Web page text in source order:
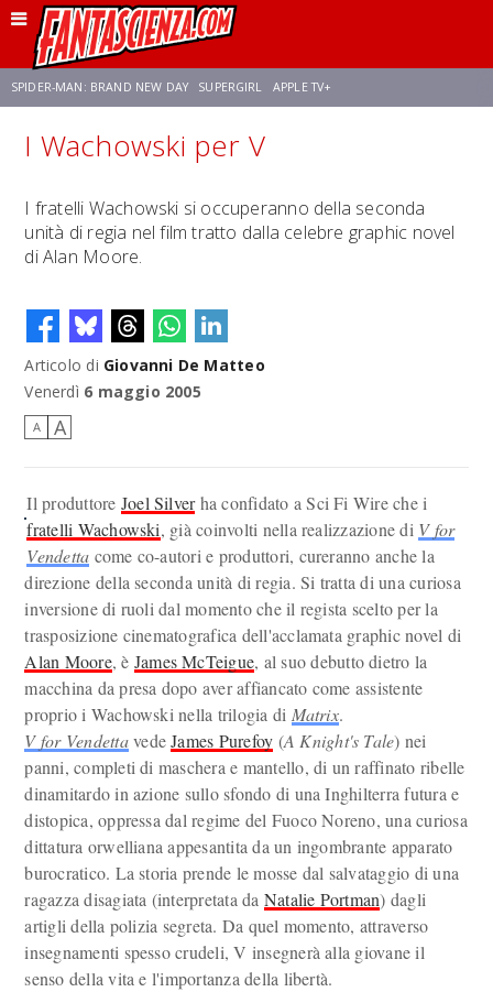
SPIDER-MAN: BRAND NEW DAY SUPERGIRL APPLE TV+
FRANCO RICCIARDIELLO ZENDAYA AVENGERS: DOOMSDAY
NETFLIX SADIE SINK CELIA ROSE GOODING
I Wachowski per V
I fratelli Wachowski si occuperanno della seconda
unità di regia nel film tratto dalla celebre graphic novel
di Alan Moore.
Articolo di Giovanni De Matteo
Venerdì 6 maggio 2005
A A
Il produttore Joel Silverha confidato a Sci Fi Wire che i
fratelli Wachowski, già coinvolti nella realizzazione di V for
Vendetta come co-autori e produttori, cureranno anche la
direzione della seconda unità di regia. Si tratta di una curiosa
inversione di ruoli dal momento che il regista scelto per la
trasposizione cinematografica dell'acclamata graphic novel di
Alan Moore, è James McTeigue, al suo debutto dietro la
macchina da presa dopo aver affiancato come assistente
proprio i Wachowski nella trilogia di Matrix.
V for VendettavedeJames Purefoy (A Knight's Tale) nei
panni, completi di maschera e mantello, di un raffinato ribelle
dinamitardo in azione sullo sfondo di una Inghilterra futura e
distopica, oppressa dal regime del Fuoco Noreno, una curiosa
dittatura orwelliana appesantita da un ingombrante apparato
burocratico. La storia prende le mosse dal salvataggio di una
ragazza disagiata (interpretata da Natalie Portman) dagli
artigli della polizia segreta. Da quel momento, attraverso
insegnamenti spesso crudeli, V insegnerà alla giovane il
senso della vita e l'importanza della libertà.